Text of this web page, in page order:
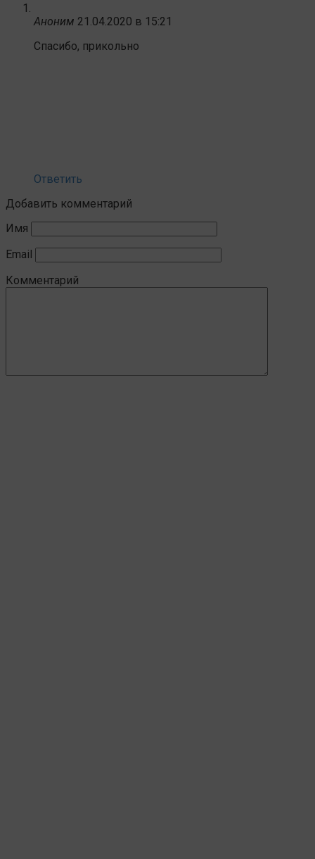
Аноним 21.04.2020 в 15:21
Спасибо, прикольно
Ответить
Добавить комментарий
Имя
Email
Комментарий